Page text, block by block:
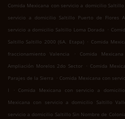
Comida Mexicana con servicio a domicilio Saltillo
servicio a domicilio Saltillo Puerto de Flores
servicio a domicilio Saltillo Loma Dorada .
Saltillo Saltillo 2000 (6A. Etapa) . Comida
fraccionamiento Valencia
.
Comida
Ampliación Morelos 2do Sector . Comida
Parajes de la Sierra . Comida Mexicana con
I
. Comida Mexicana con servicio a
Mexicana con servicio a domicilio Saltillo
servicio a domicilio Saltillo Sin Nombre de